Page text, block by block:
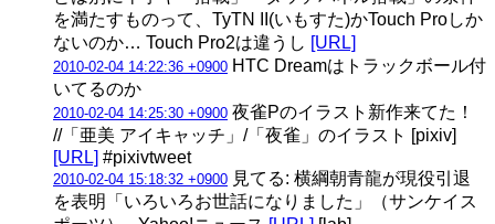
を満たすものって、TyTN II(いもすた)かTouch Proしか
ないのか… Touch Pro2は違うし [URL]
2010-02-04 14:22:36 +0900 HTC Dreamはトラックボール付
いてるのか
2010-02-04 14:25:30 +0900 夜雀Pのイラスト新作来てた！
//「亜美 アイキャッチ」/「夜雀」のイラスト [pixiv]
[URL] #pixivtweet
2010-02-04 15:18:32 +0900 見てる: 横綱朝青龍が現役引退
を表明「いろいろお世話になりました」（サンケイス